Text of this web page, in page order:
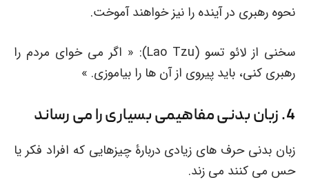
نحوه رهبری در آینده را نیز خواهند آموخت.
سخنی از لائو تسو (Lao Tzu): « اگر می خوای مردم را
رهبری کنی، باید پیروی از آن ها را بیاموزی. »
4. زبان بدنی مفاهیمی بسیاری را می رساند
زبان بدنی حرف های زیادی دربارۀ چیزهایی که افراد فکر یا
حس می کنند می زند.